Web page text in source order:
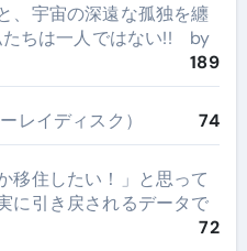
、宇宙の深遠な孤独を纏
ちは一人ではない!! by
189
レイディスク） 74
移住したい！」と思って
に引き戻されるデータで
72